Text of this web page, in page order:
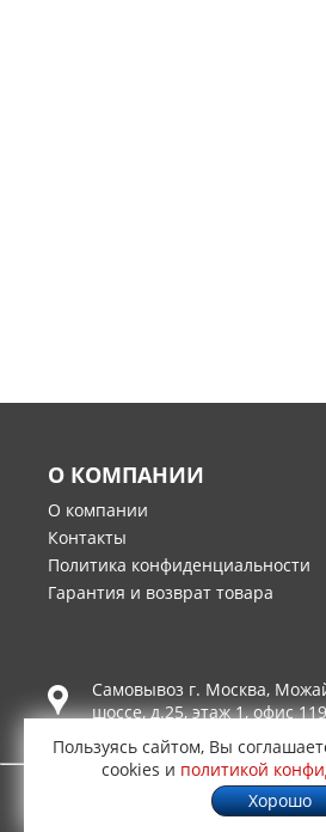
О КОМПАНИИ
О компании
Контакты
Политика конфиденциальности
Гарантия и возврат товара
Самовывоз г. Москва,
шоссе, д.25, этаж 1, офис
Пользуясь сайтом, Вы
cookies и политикой
Хорошо